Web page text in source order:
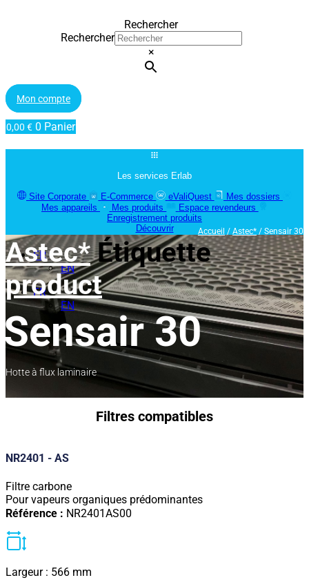
Rechercher
Rechercher
×
Mon compte
0,00 € 0 Panier
Les services Erlab
Site Corporate
E-Commerce eValiQuest
Mes dossiers
Mes appareils
Mes produits
Espace revendeurs
Enregistrement produits
Découvrir
FR
EN
FR
EN
Accueil / Astec* / Sensair 30
Astec* Étiquette
product
Sensair 30
Hotte à flux laminaire
Filtres compatibles
NR2401 - AS
Filtre carbone
Pour vapeurs organiques prédominantes
Référence : NR2401AS00
Largeur : 566 mm